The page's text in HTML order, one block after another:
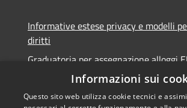
Informative estese privacy e modelli
diritti
Graduatoria per assegnazione alloggi
Informazioni sui
Questo sito web utilizza cookie tecnici e